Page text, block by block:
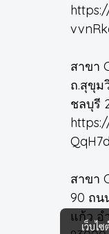
สาขา
ถ.สุขุม
ชลบุรี
สาขา
90 ถน
แก้ว อ
เว็บไ